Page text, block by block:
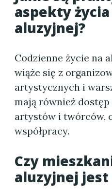
aspekty
aluzyjnej?
Codzienne życie na
wiąże się z
artystycznych i
mają również
artystów i twórców,
współpracy.
Czy
aluzyjnej jest